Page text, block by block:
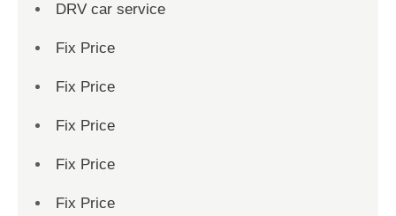
DRV car service
Fix Price
Fix Price
Fix Price
Fix Price
Fix Price